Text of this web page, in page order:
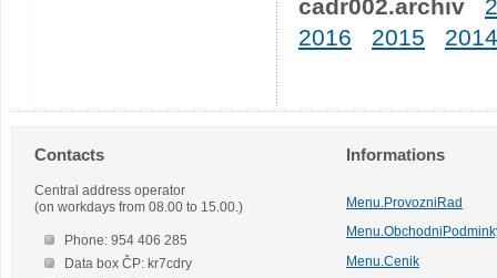
cadr002.archiv
2016
2015 2014
Contacts
Central address operator
(on workdays from 08.00 to 15.00.)
Phone: 954 406 285
Data box ČP: kr7cdry
Informations
Menu.ProvozniRad
Menu.Cenik